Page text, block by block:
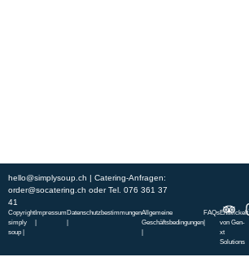
hello@simplysoup.ch | Catering-Anfragen:
order@socatering.ch oderTel. 076 361 37
41
Copyright
simply
soup |
ImpressumDatenschutzbestimmungenAllgemeine
Geschäftsbedingungen
FAQsEntwickelt
von Gen-
xt
Solutions